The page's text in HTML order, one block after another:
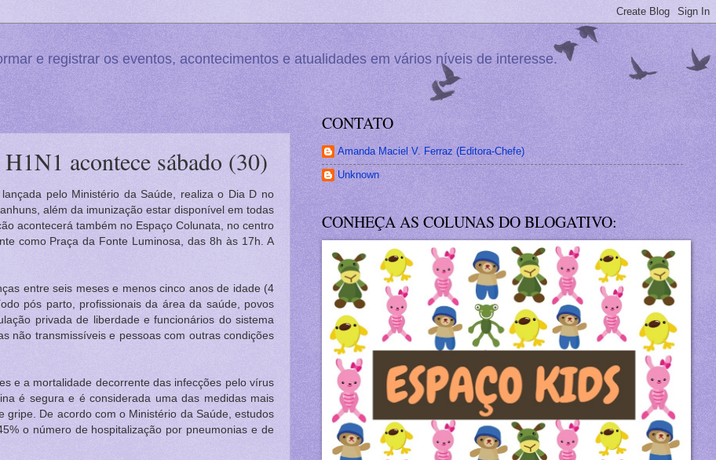
e registrar os eventos, acontecimentos e atualidades em vários níveis de interesse.
acontece sábado (30)
pelo Ministério da Saúde, realiza o Dia D no
além da imunização estar disponível em todas
acontecerá também no Espaço Colunata, no centro
como Praça da Fonte Luminosa, das 8h às 17h. A
entre seis meses e menos cinco anos de idade (4
pós parto, profissionais da área da saúde, povos
privada de liberdade e funcionários do sistema
não transmissíveis e pessoas com outras condições
e a mortalidade decorrente das infecções pelo vírus
é segura e é considerada uma das medidas mais
De acordo com o Ministério da Saúde, estudos
o número de hospitalização por pneumonias e de
CONTATO
Amanda Maciel V. Ferraz (Editora-Chefe)
Unknown
CONHEÇA AS COLUNAS DO BLOGATIVO: